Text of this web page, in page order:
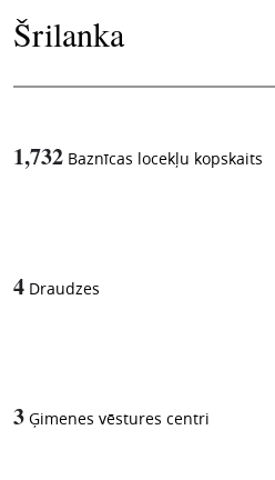
Šrilanka
1,732 Baznīcas locekļu kopskaits
4 Draudzes
3 Ģimenes vēstures centri